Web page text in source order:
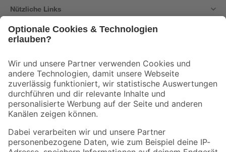
Nützliche Links
Der toom Newsletter: Keine Angebote und Aktionen mehr verpassen!
Zur Newsletter Anmeldung
Folge uns